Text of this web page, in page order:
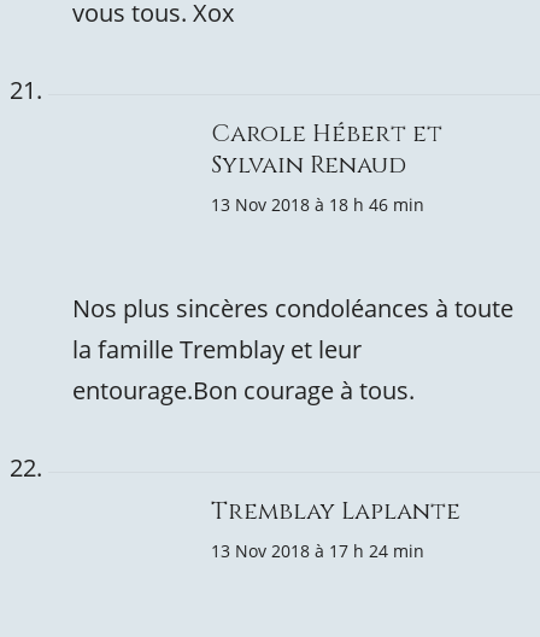
vous tous. Xox
Carole Hébert et
Sylvain Renaud
13 Nov 2018 à 18 h 46 min
Nos plus sincères condoléances à toute
la famille Tremblay et leur
entourage.Bon courage à tous.
Tremblay Laplante
13 Nov 2018 à 17 h 24 min